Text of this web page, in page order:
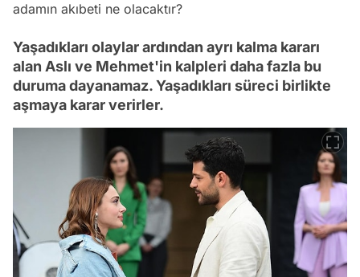
adamın akıbeti ne olacaktır?
Yaşadıkları olaylar ardından ayrı kalma kararı
alan Aslı ve Mehmet'in kalpleri daha fazla bu
duruma dayanamaz. Yaşadıkları süreci birlikte
aşmaya karar verirler.